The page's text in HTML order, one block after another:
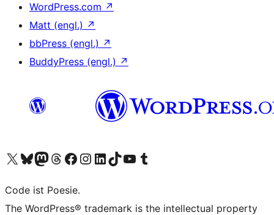
WordPress.com ↗
Matt (engl.) ↗
bbPress (engl.) ↗
BuddyPress (engl.) ↗
Unser X-Konto (früher Twitter) besuchen
Unser Bluesky-Konto besuchen
Unser Mastodon-Konto besuchen
Unser Threads-Konto besuchen
Unsere Facebook-Seite besuchen
Unser Instagram-Konto besuchen
Unser LinkedIn-Konto besuchen
Unser TikTok-Konto besuchen
Unseren YouTube-Kanal besuchen
Unser Tumblr-Konto besuchen
Code ist Poesie.
The WordPress® trademark is the intellectual property